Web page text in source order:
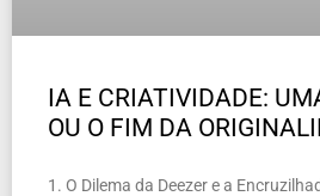
IA E CRIATIVIDADE:
OU O FIM DA
1. O Dilema da Deezer e a